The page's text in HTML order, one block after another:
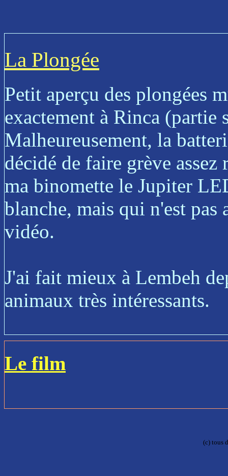
La Plongée
Petit aperçu des plongées
exactement à Rinca (partie
Malheureusement, la
décidé de faire grève
ma binomette le Jupiter
blanche, mais qui n'est
vidéo.
J'ai fait mieux à Lembeh
animaux très intéressants.
Le film
(c) tous